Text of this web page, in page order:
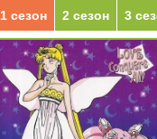
1 сезон 2 сезон 3